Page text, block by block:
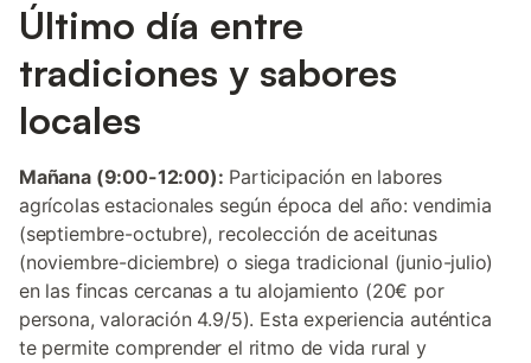
Último día entre
tradiciones y sabores
locales
Mañana (9:00-12:00): Participación en labores
agrícolas estacionales según época del año: vendimia
(septiembre-octubre), recolección de aceitunas
(noviembre-diciembre) o siega tradicional (junio-julio)
en las fincas cercanas a tu alojamiento (20€ por
persona, valoración 4.9/5). Esta experiencia auténtica
te permite comprender el ritmo de vida rural y